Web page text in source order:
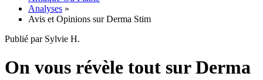
Analyses »
Avis et Opinions sur Derma Stim
Publié par Sylvie H.
On vous révèle tout sur Derma